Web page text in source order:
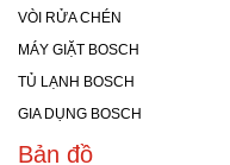
VÒI RỬA CHÉN
MÁY GIẶT BOSCH
TỦ LẠNH BOSCH
GIA DỤNG BOSCH
Bản đồ